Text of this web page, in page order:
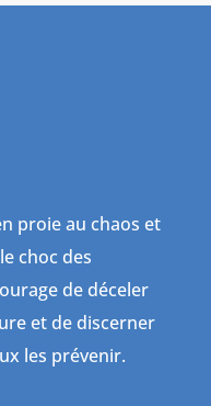
proie au chaos et
choc des
de déceler
et de discerner
les prévenir.